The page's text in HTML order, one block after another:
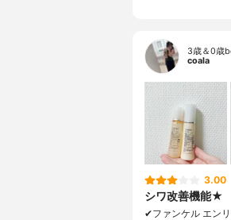
3歳＆0歳
coala
3.00
シワ改善機能★
✔︎ファンケル エン